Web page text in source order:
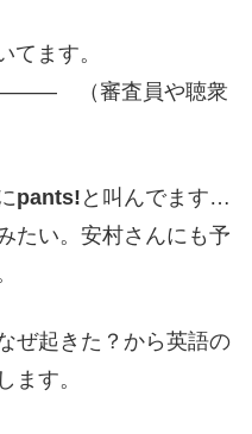
てます。
（審査員や聴衆
pants! と叫んでます…
たい。安村さんにも予
ぜ起きた？から英語の
ます。